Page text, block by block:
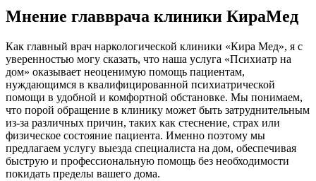
Мнение главврача клиники КираМед
Как главный врач наркологической клиники «Кира Мед», я с
уверенностью могу сказать, что наша услуга «Психиатр на
дом» оказывает неоценимую помощь пациентам,
нуждающимся в квалифицированной психиатрической
помощи в удобной и комфортной обстановке. Мы понимаем,
что порой обращение в клинику может быть затруднительным
из-за различных причин, таких как стеснение, страх или
физическое состояние пациента. Именно поэтому мы
предлагаем услугу выезда специалиста на дом, обеспечивая
быструю и профессиональную помощь без необходимости
покидать пределы вашего дома.